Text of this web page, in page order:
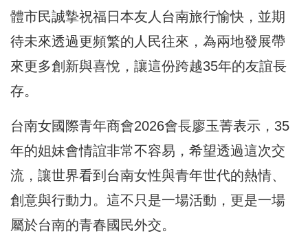
體市民誠摯祝福日本友人台南旅行愉快，並期
待未來透過更頻繁的人民往來，為兩地發展帶
來更多創新與喜悅，讓這份跨越35年的友誼長
存。
台南女國際青年商會2026會長廖玉菁表示，35
年的姐妹會情誼非常不容易，希望透過這次交
流，讓世界看到台南女性與青年世代的熱情、
創意與行動力。這不只是一場活動，更是一場
屬於台南的青春國民外交。